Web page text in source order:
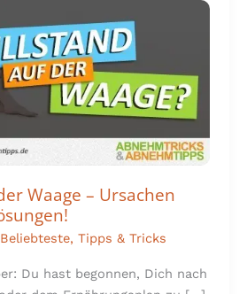
Waage – Ursachen
Beliebteste, Tipps & Tricks
Du hast begonnen, Dich nach